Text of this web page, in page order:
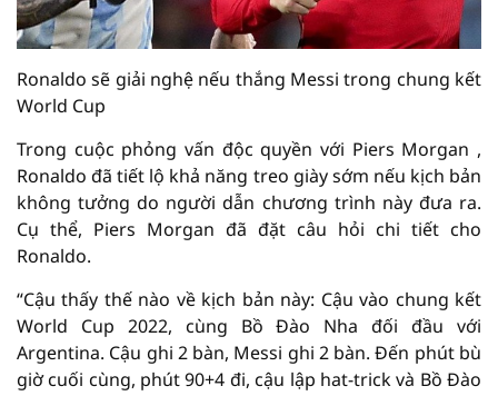
Ronaldo sẽ giải nghệ nếu thắng Messi trong chung kết
World Cup
Trong cuộc phỏng vấn độc quyền với Piers Morgan ,
Ronaldo đã tiết lộ khả năng treo giày sớm nếu kịch bản
không tưởng do người dẫn chương trình này đưa ra.
Cụ thể, Piers Morgan đã đặt câu hỏi chi tiết cho
Ronaldo.
“Cậu thấy thế nào về kịch bản này: Cậu vào chung kết
World Cup 2022, cùng Bồ Đào Nha đối đầu với
Argentina. Cậu ghi 2 bàn, Messi ghi 2 bàn. Đến phút bù
giờ cuối cùng, phút 90+4 đi, cậu lập hat-trick và Bồ Đào